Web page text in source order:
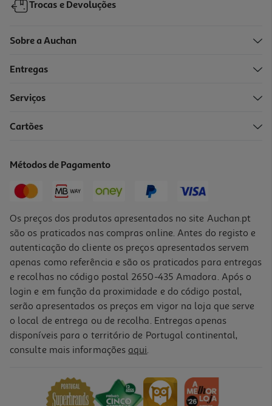
Lâmpada Led Auchan E27 100w G125 Luz Amarela
Trocas e Devoluções
Sobre a Auchan
Entregas
Serviços
Cartões
Métodos de Pagamento
Os preços dos produtos apresentados no site Auchan.pt
são os praticados nas compras online. Antes do registo e
autenticação do cliente os preços apresentados servem
apenas como referência e são os praticados para entregas
e recolhas no código postal 2650-435 Amadora. Após o
login e em função da proximidade e do código postal,
serão apresentados os preços em vigor na loja que serve
o local de entrega ou de recolha. Entregas apenas
disponíveis para o território de Portugal continental,
consulte mais informações aqui.